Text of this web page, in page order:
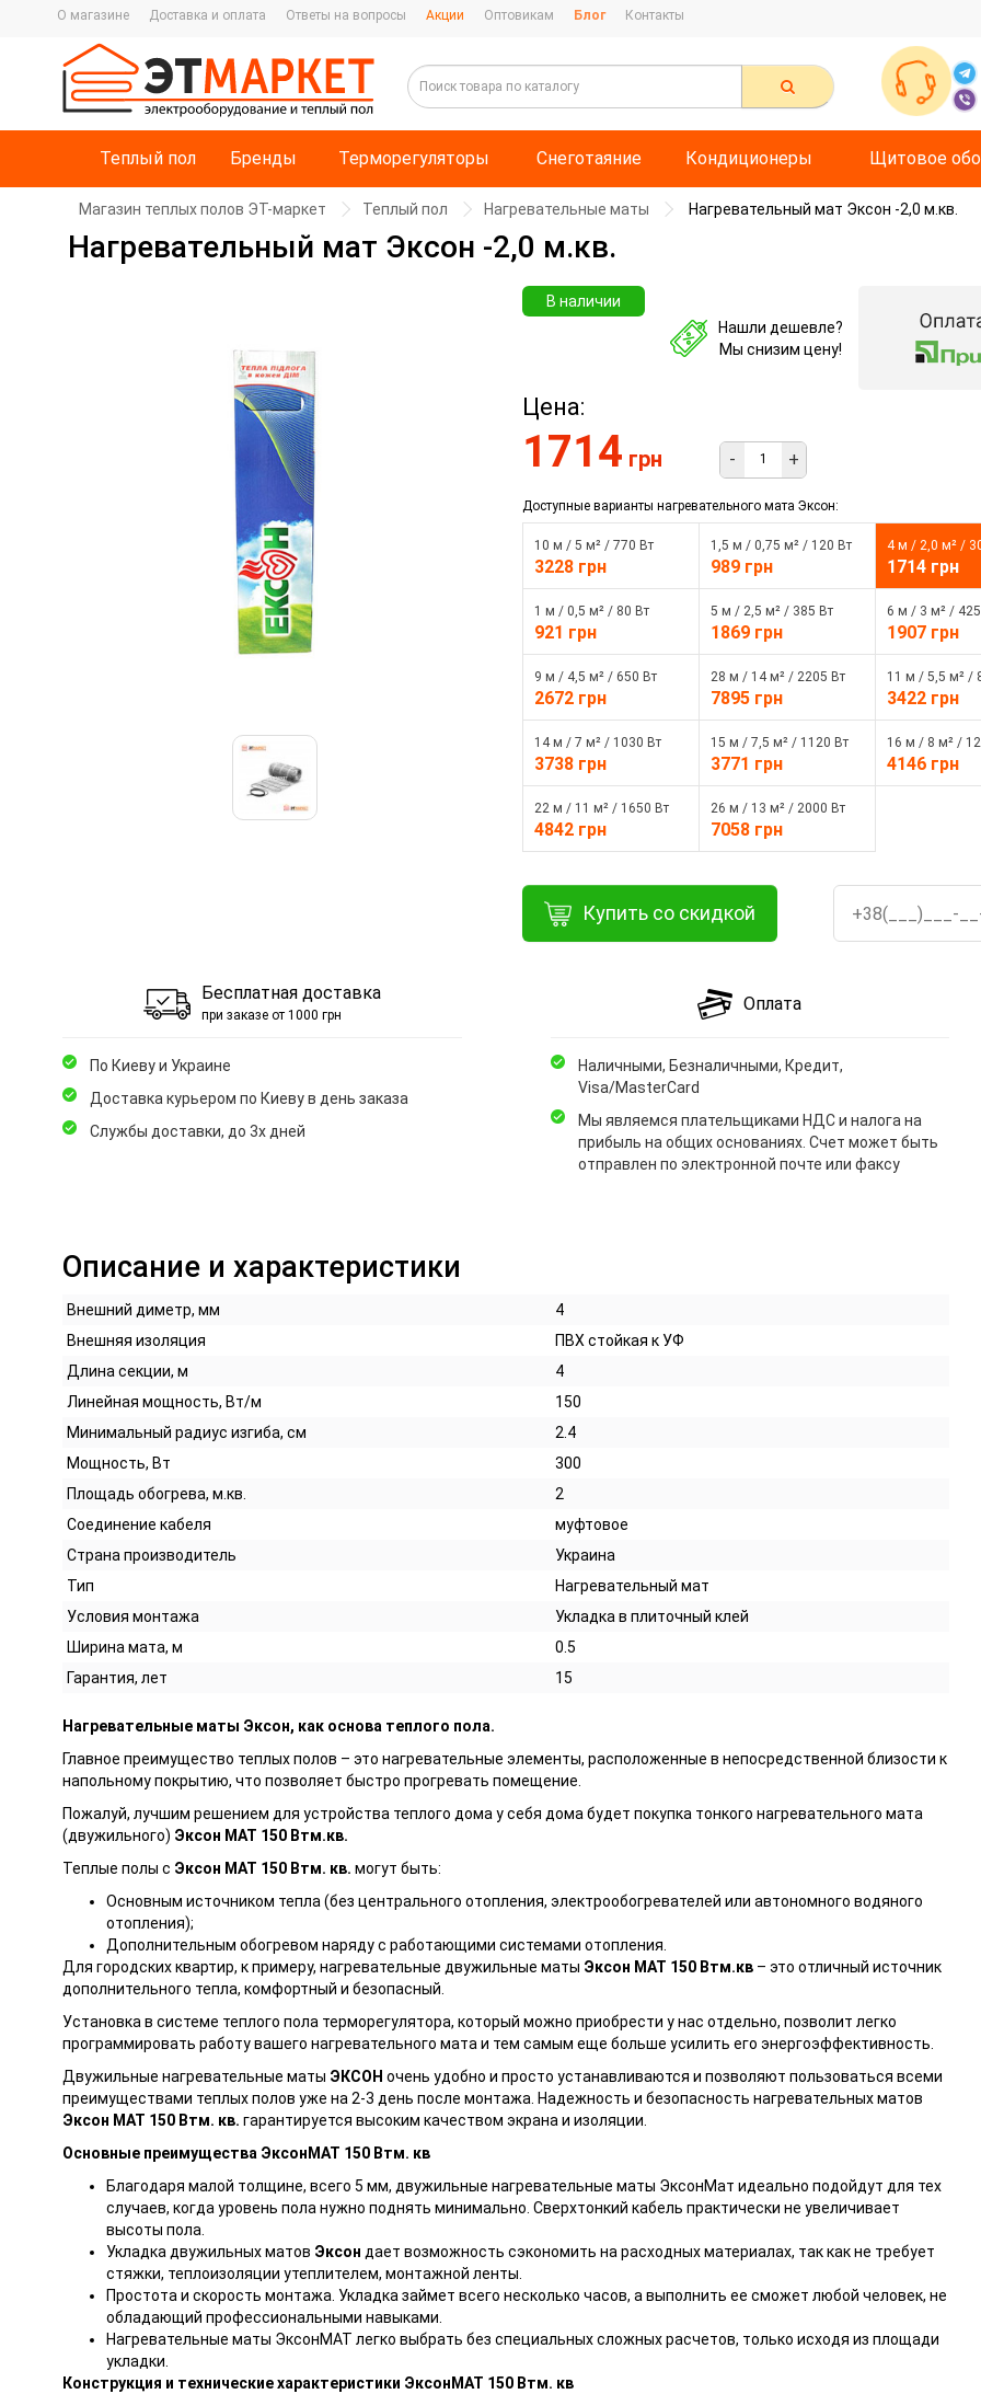
О магазине Доставка и оплата Ответы на вопросы Акции Оптовикам Блог Контакты
Теплый пол Бренды Терморегуляторы Снеготаяние Кондиционеры Щитовое
Магазин теплых полов ЭТ-маркет Теплый пол Нагревательные маты Нагревательный мат Эксон -2,0 м.кв.
Нагревательный мат Эксон -2,0 м.кв.
В наличии
Нашли дешевле?
Мы снизим цену!
Цена:
1714 грн - +
Доступные варианты нагревательного мата Эксон:
10 м / 5 м² / 770 Вт
3228 грн
1,5 м / 0,75 м² / 120 Вт
989 грн
4 м / 2,0 м² /
1714 грн
1 м / 0,5 м² / 80 Вт
921 грн
5 м / 2,5 м² / 385 Вт
1869 грн
6 м / 3 м² /
1907 грн
9 м / 4,5 м² / 650 Вт
2672 грн
28 м / 14 м² / 2205 Вт
7895 грн
11 м / 5,5 м² /
3422 грн
14 м / 7 м² / 1030 Вт
3738 грн
15 м / 7,5 м² / 1120 Вт
3771 грн
16 м / 8 м² /
4146 грн
22 м / 11 м² / 1650 Вт
4842 грн
26 м / 13 м² / 2000 Вт
7058 грн
Купить со скидкой
Бесплатная доставка
при заказе от 1000 грн
По Киеву и Украине
Доставка курьером по Киеву в день заказа
Службы доставки, до 3х дней
Оплата
Наличными, Безналичными, Кредит,
Visa/MasterCard
Мы являемся плательщиками НДС и налога на
прибыль на общих основаниях. Счет может быть
отправлен по электронной почте или факсу
Описание и характеристики
Внешний диметр, мм
4
Внешняя изоляция
ПВХ стойкая к УФ
Длина секции, м
4
Линейная мощность, Вт/м
150
Минимальный радиус изгиба, см
2.4
Мощность, Вт
300
Площадь обогрева, м.кв.
2
Соединение кабеля
муфтовое
Страна производитель
Украина
Тип
Нагревательный мат
Условия монтажа
Укладка в плиточный клей
Ширина мата, м
0.5
Гарантия, лет
15
Нагревательные маты Эксон, как основа теплого пола.
Главное преимущество теплых полов – это нагревательные элементы, расположенные в непосредственной близости к
напольному покрытию, что позволяет быстро прогревать помещение.
Пожалуй, лучшим решением для устройства теплого дома у себя дома будет покупка тонкого нагревательного мата
(двужильного) Эксон МАТ 150 Втм.кв.
Теплые полы с Эксон МАТ 150 Втм. кв. могут быть:
Основным источником тепла (без центрального отопления, электрообогревателей или автономного водяного
отопления);
Дополнительным обогревом наряду с работающими системами отопления.
Для городских квартир, к примеру, нагревательные двужильные маты Эксон МАТ 150 Втм.кв – это отличный источник
дополнительного тепла, комфортный и безопасный.
Установка в системе теплого пола терморегулятора, который можно приобрести у нас отдельно, позволит легко
программировать работу вашего нагревательного мата и тем самым еще больше усилить его энергоэффективность.
Двужильные нагревательные маты ЭКСОН очень удобно и просто устанавливаются и позволяют пользоваться всеми
преимуществами теплых полов уже на 2-3 день после монтажа. Надежность и безопасность нагревательных матов
Эксон МАТ 150 Втм. кв. гарантируется высоким качеством экрана и изоляции.
Основные преимущества ЭксонМАТ 150 Втм. кв
Благодаря малой толщине, всего 5 мм, двужильные нагревательные маты ЭксонМат идеально подойдут для тех
случаев, когда уровень пола нужно поднять минимально. Сверхтонкий кабель практически не увеличивает
высоты пола.
Укладка двужильных матов Эксон дает возможность сэкономить на расходных материалах, так как не требует
стяжки, теплоизоляции утеплителем, монтажной ленты.
Простота и скорость монтажа. Укладка займет всего несколько часов, а выполнить ее сможет любой человек, не
обладающий профессиональными навыками.
Нагревательные маты ЭксонМАТ легко выбрать без специальных сложных расчетов, только исходя из площади
укладки.
Конструкция и технические характеристики ЭксонМАТ 150 Втм. кв